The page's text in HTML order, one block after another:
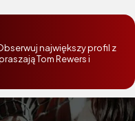
największy profil z
Tom Rewers i